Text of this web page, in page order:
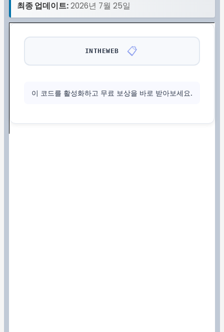
최종 업데이트:2026년 7월 25일
INTHEWEB 📋
이 코드를 활성화하고 무료 보상을 바로 받아보세요.